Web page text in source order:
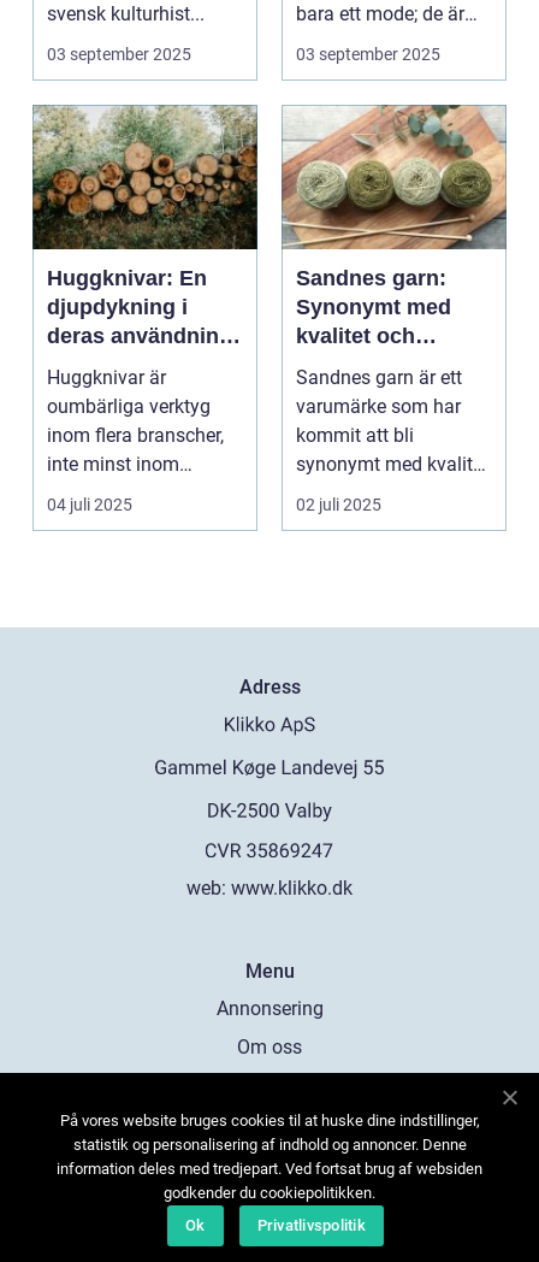
svensk kulturhist...
03 september 2025
bara ett mode; de är
uttryck f...
03 september 2025
Huggknivar: En
djupdykning i
deras användning
och betydelse
Huggknivar är
oumbärliga verktyg
inom flera branscher,
inte minst inom
skogsindustrin och ...
04 juli 2025
Sandnes garn:
Synonymt med
kvalitet och
tradition
Sandnes garn är ett
varumärke som har
kommit att bli
synonymt med kvalitet
och tradition i...
02 juli 2025
Adress
web: www.klikko.dk
Menu
Annonsering
Om oss
Kontakta oss
Sitemap
På vores website bruges cookies til at huske dine indstillinger,
statistik og personalisering af indhold og annoncer. Denne
information deles med tredjepart. Ved fortsat brug af websiden
godkender du cookiepolitikken.
Ok
Privatlivspolitik